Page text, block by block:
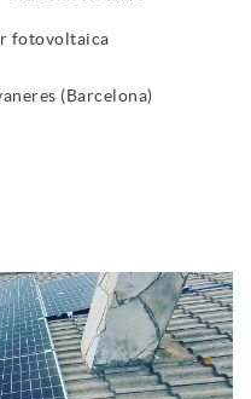
fotovoltaica
(Barcelona)